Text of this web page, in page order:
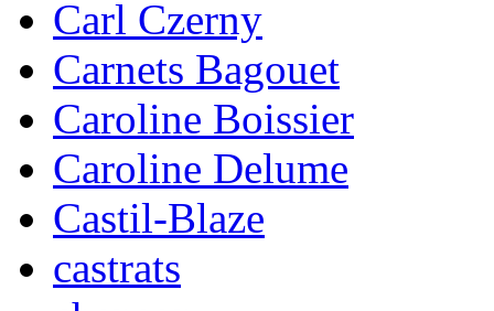
Carl Czerny
Carnets Bagouet
Caroline Boissier
Caroline Delume
Castil-Blaze
castrats